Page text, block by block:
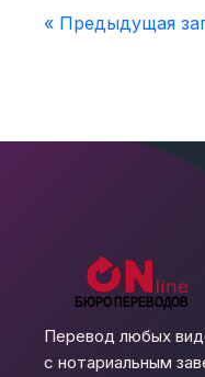
« Предыдущая
Перевод любых
с нотариальным